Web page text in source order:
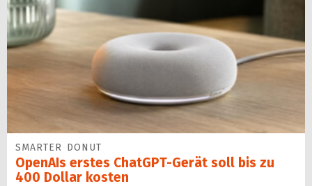
SMARTER DONUT
OpenAIs erstes ChatGPT-Gerät soll bis zu
400 Dollar kosten